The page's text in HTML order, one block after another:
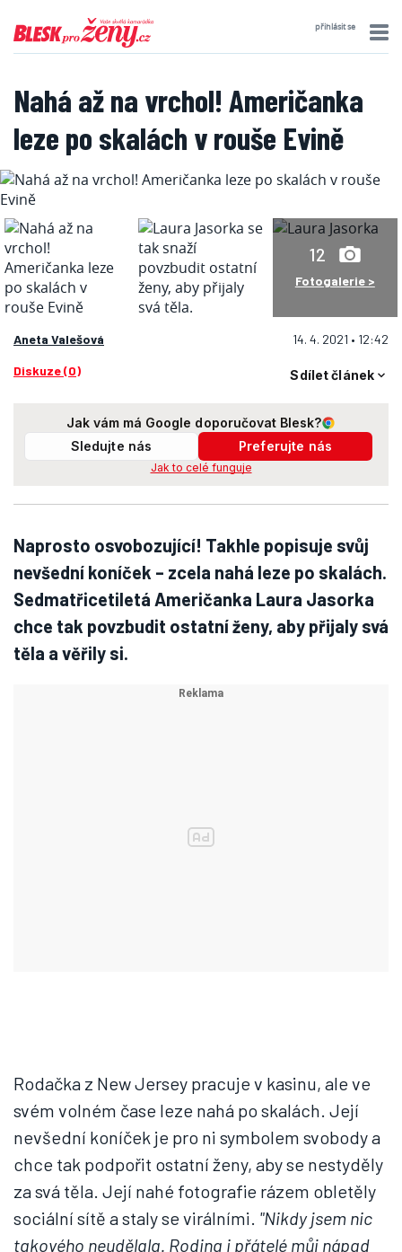
přihlásit se
Nahá až na vrchol! Američanka
leze po skalách v rouše Evině
12
Fotogalerie >
Aneta Valešová 14. 4. 2021 • 12:42
Diskuze (0) Sdílet článek
Jak vám má Google doporučovat Blesk?
Sledujte nás
Preferujte nás
Jak to celé funguje
Naprosto osvobozující! Takhle popisuje svůj
nevšední koníček – zcela nahá leze po skalách.
Sedmatřicetiletá Američanka Laura Jasorka
chce tak povzbudit ostatní ženy, aby přijaly svá
těla a věřily si.
Rodačka z New Jersey pracuje v kasinu, ale ve
svém volném čase leze nahá po skalách. Její
nevšední koníček je pro ni symbolem svobody a
chce tak podpořit ostatní ženy, aby se nestyděly
za svá těla. Její nahé fotografie rázem obletěly
sociální sítě a staly se virálními. "Nikdy jsem nic
takového neudělala. Rodina i přátelé můj nápad